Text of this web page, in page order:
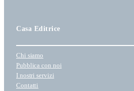
o
a
u
n
a
Casa Editrice
Chi siamo
Pubblica con noi
I nostri servizi
Contatti